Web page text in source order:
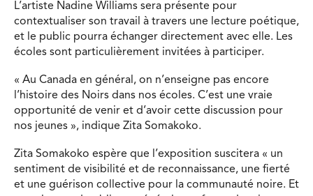
L’artiste Nadine Williams sera présente pour
contextualiser son travail à travers une lecture poétique,
et le public pourra échanger directement avec elle. Les
écoles sont particulièrement invitées à participer.
« Au Canada en général, on n’enseigne pas encore
l’histoire des Noirs dans nos écoles. C’est une vraie
opportunité de venir et d’avoir cette discussion pour
nos jeunes », indique Zita Somakoko.
Zita Somakoko espère que l’exposition suscitera « un
sentiment de visibilité et de reconnaissance, une fierté
et une guérison collective pour la communauté noire. Et